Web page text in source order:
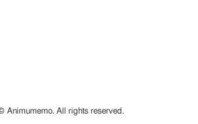
Animumemo. All rights reserved.